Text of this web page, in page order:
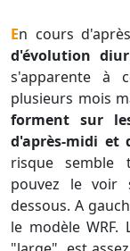
En cours
d'évolution
s'apparente à
plusieurs mois
forment sur
d'après-midi et
risque semble
pouvez le voir
dessous. A
le modèle